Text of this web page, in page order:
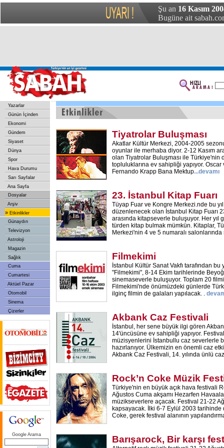
Şu an 16 Kasım
Bugüne ait
Yazarlar
Günün İçinden
Ekonomi
Gündem
Siyaset
Dünya
Spor
Hava Durumu
Sarı Sayfalar
Ana Sayfa
Dosyalar
Arşiv
» Etkinlikler
Günaydın
Televizyon
Astroloji
Magazin
Sağlık
Cuma
Cumartesi
Aktüel Pazar
Otomobil
Sinema
Çizerler
Google Arama
Tiyatrolar Buluşması
Akatlar Kültür Merkezi, 2004-2005
oyunlar ile merhaba diyor. 2-12 Kasım
olan Tiyatrolar Buluşması ile Türkiye'nin
topluluklarına ev sahipliği yapıyor.
Fernando Krapp Bana Mektup...devamı
23. İstanbul Kitap Fuarı
Tüyap Fuar ve Kongre Merkezi.nde bu
düzenlenecek olan İstanbul Kitap Fuarı
arasında kitapseverle buluşuyor. Her yıl
türden kitap bulmak mümkün. Kitaplar,
Merkezi'nin 4 ve 5 numaralı
Filmekimi
İstanbul Kültür Sanat Vakfı tarafından
"Filmekimi", 8-14 Ekim tarihlerinde
sinemaseverle buluşuyor. Toplam 20
Filmekimi'nde önümüzdeki günlerde
ilginç filmin de galaları yapılacak. .
Akbank Caz Festivali
İstanbul, her sene büyük ilgi gören
14'üncüsüne ev sahipliği yapıyor.
müzisyenlerini İstanbullu caz severlerle
hazırlanıyor. Ülkemizin en önemli caz
Akbank Caz Festivali, 14. yılında ünlü caz
Rock’n Coke Müzik
Türkiye'nin en büyük açık hava festivali
Ağustos Cuma akşamı Hezarfen
müzikseverlere açacak. Festival 21-22
kapsayacak. İlki 6-7 Eylül 2003
Coke, gerek festival alanının
Barışarock, Bir karşı